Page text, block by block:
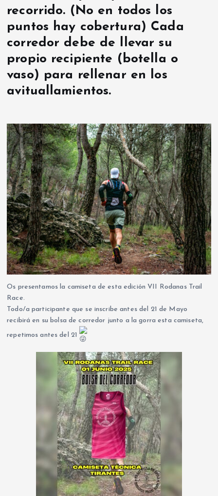
recorrido. (No en todos los
puntos hay cobertura) Cada
corredor debe de llevar su
propio recipiente (botella o
vaso) para rellenar en los
avituallamientos.
Os presentamos la camiseta de esta edición VII Rodanas Trail
Race.
Todo/a participante que se inscribe antes del 21 de Mayo
recibirá en su bolsa de corredor junto a la gorra esta camiseta,
repetimos antes del 21